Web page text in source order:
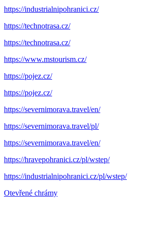
https://industrialnipohranici.cz/
https://technotrasa.cz/
https://technotrasa.cz/
https://www.mstourism.cz/
https://pojez.cz/
https://pojez.cz/
https://severnimorava.travel/en/
https://severnimorava.travel/pl/
https://severnimorava.travel/en/
https://hravepohranici.cz/pl/wstep/
https://industrialnipohranici.cz/pl/wstep/
Otevřené chrámy